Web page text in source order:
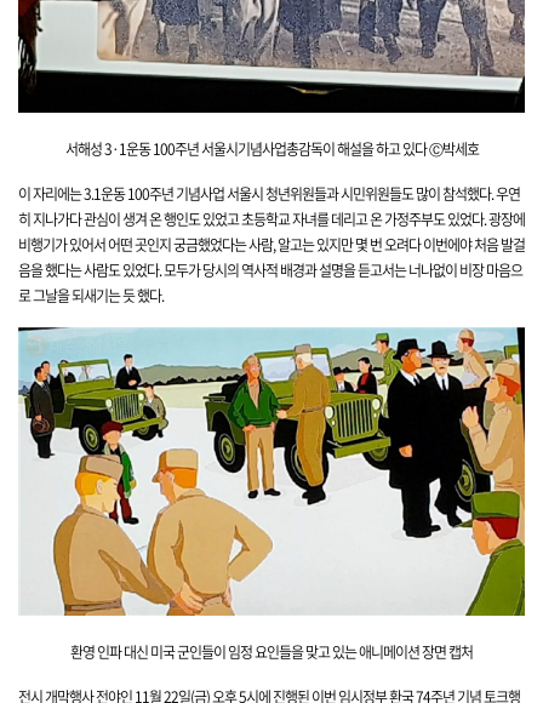
서해성 3·1운동 100주년 서울시기념사업총감독이 해설을 하고 있다 Ⓒ박세호
이 자리에는 3.1운동100주년기념사업서울시청년위원들과 시민위원들도 많이 참석했다. 우연
히지나가다 관심이 생겨 온행인도 있었고 초등학교 자녀를 데리고 온 가정주부도 있었다. 광장에
비행기가 있어서 어떤 곳인지 궁금했었다는 사람, 알고는 있지만 몇 번 오려다 이번에야 처음 발걸
음을 했다는 사람도 있었다.모두가 당시의역사적 배경과 설명을 듣고서는너나없이 비장 마음으
로 그날을 되새기는 듯 했다.
환영인파 대신 미국 군인들이 임정 요인들을 맞고 있는애니메이션 장면캡처
전시 개막행사 전야인 11월22일(금) 오후5시에 진행된 이번 임시정부 환국 74주년 기념 토크행